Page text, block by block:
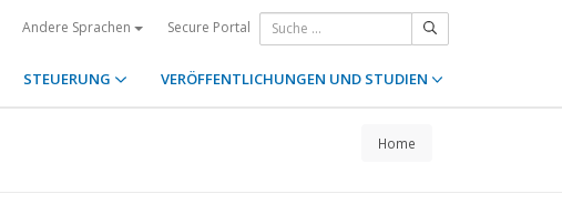
Andere Sprachen Secure Portal
STEUERUNG VERÖFFENTLICHUNGEN UND STUDIEN
Home